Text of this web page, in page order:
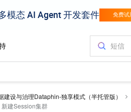
建设与治理Dataphin-独享模式（半托管版）
新建Session集群